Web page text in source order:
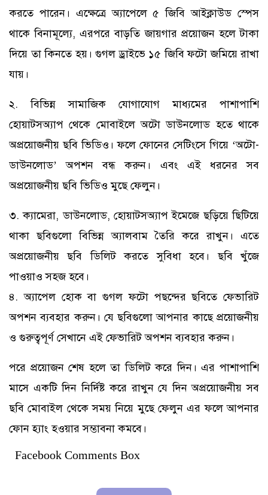
করতে পারেন। এক্ষেত্রে অ্যাপেলে ৫ জিবি আইক্লাউড স্পেস
থাকে বিনামূল্যে, এরপরে বাড়তি জায়গার প্রয়োজন হলে টাকা
দিয়ে তা কিনতে হয়। গুগল ড্রাইভে ১৫ জিবি ফটো জমিয়ে রাখা
যায়।
২. বিভিন্ন সামাজিক যোগাযোগ মাধ্যমের পাশাপাশি
হোয়াটসঅ্যাপ থেকে মোবাইলে অটো ডাউনলোড হতে থাকে
অপ্রয়োজনীয় ছবি ভিডিও। ফলে ফোনের সেটিংসে গিয়ে ‘অটো-
ডাউনলোড’ অপশন বন্ধ করুন। এবং এই ধরনের সব
অপ্রয়োজনীয় ছবি ভিডিও মুছে ফেলুন।
৩. ক্যামেরা, ডাউনলোড, হোয়াটসঅ্যাপ ইমেজে ছড়িয়ে ছিটিয়ে
থাকা ছবিগুলো বিভিন্ন অ্যালবাম তৈরি করে রাখুন। এতে
অপ্রয়োজনীয় ছবি ডিলিট করতে সুবিধা হবে। ছবি খুঁজে
পাওয়াও সহজ হবে।
৪. অ্যাপেল হোক বা গুগল ফটো পছন্দের ছবিতে ফেভারিট
অপশন ব্যবহার করুন। যে ছবিগুলো আপনার কাছে প্রয়োজনীয়
ও গুরুত্বপূর্ণ সেখানে এই ফেভারিট অপশন ব্যবহার করুন।
পরে প্রয়োজন শেষ হলে তা ডিলিট করে দিন। এর পাশাপাশি
মাসে একটি দিন নির্দিষ্ট করে রাখুন যে দিন অপ্রয়োজনীয় সব
ছবি মোবাইল থেকে সময় নিয়ে মুছে ফেলুন এর ফলে আপনার
ফোন হ্যাং হওয়ার সম্ভাবনা কমবে।
Facebook Comments Box